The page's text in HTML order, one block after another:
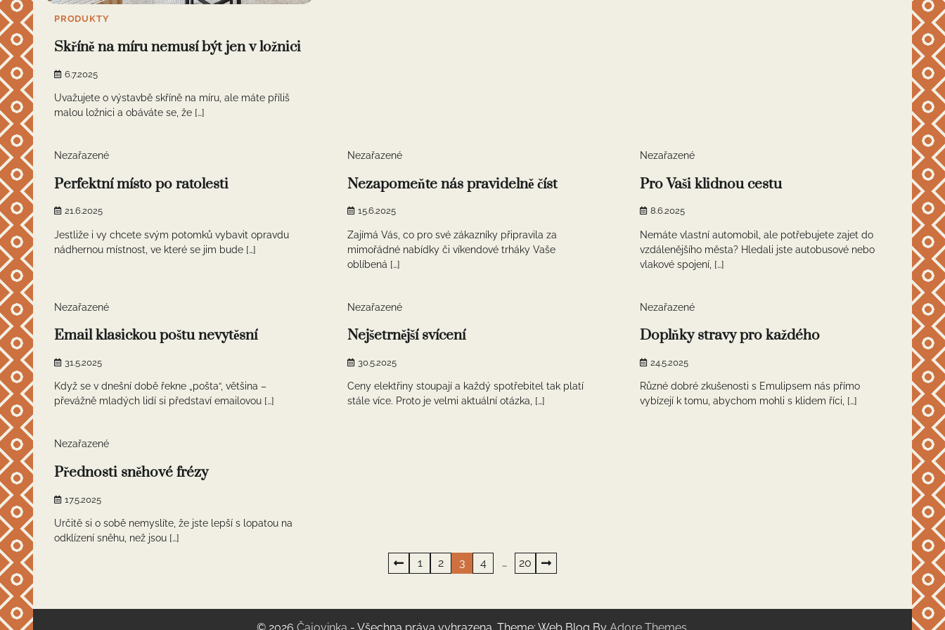
PRODUKTY
Skříně na míru nemusí být jen v ložnici
6.7.2025
Uvažujete o výstavbě skříně na míru, ale máte příliš
malou ložnici a obáváte se, že […]
Nezařazené
Perfektní místo po ratolesti
21.6.2025
Jestliže i vy chcete svým potomků vybavit opravdu
nádhernou místnost, ve které se jim bude […]
Nezařazené
Nezapomeňte nás pravidelně číst
15.6.2025
Zajímá Vás, co pro své zákazníky připravila za
mimořádné nabídky či víkendové trháky Vaše
oblíbená […]
Nezařazené
Pro Vaši klidnou cestu
8.6.2025
Nemáte vlastní automobil, ale potřebujete zajet do
vzdálenějšího města? Hledali jste autobusové nebo
vlakové spojení, […]
Nezařazené
Email klasickou poštu nevytěsní
31.5.2025
Když se v dnešní době řekne „pošta“, většina –
převážně mladých lidí si představí emailovou […]
Nezařazené
Nejšetrnější svícení
30.5.2025
Ceny elektřiny stoupají a každý spotřebitel tak platí
stále více. Proto je velmi aktuální otázka, […]
Nezařazené
Doplňky stravy pro každého
24.5.2025
Různé dobré zkušenosti s Emulipsem nás přímo
vybízejí k tomu, abychom mohli s klidem říci, […]
Nezařazené
Přednosti sněhové frézy
17.5.2025
Určitě si o sobě nemyslíte, že jste lepší s lopatou na
odklízení sněhu, než jsou […]
1 2 3 4 … 20